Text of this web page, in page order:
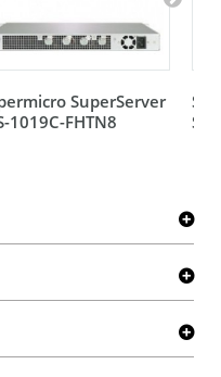
SuperServer
1019C-FHTN8